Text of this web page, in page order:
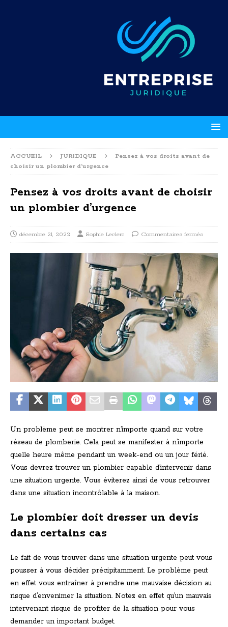
ACCUEIL JURIDIQUE
Pensez à vos droits avant de
choisir un plombier d’urgence
Pensez à vos droits avant de choisir
un plombier d’urgence
décembre 21, 2022 Sophie Leclerc Commentaires fermés
Un problème peut se montrer n’importe quand sur votre
réseau de plomberie. Cela peut se manifester à n’importe
quelle heure même pendant un week-end ou un jour férié.
Vous devrez trouver un plombier capable d’intervenir dans
une situation urgente. Vous éviterez ainsi de vous retrouver
dans une situation incontrôlable à la maison.
Le plombier doit dresser un devis
dans certains cas
Le fait de vous trouver dans une situation urgente peut vous
pousser à vous décider précipitamment. Le problème peut
en effet vous entraîner à prendre une mauvaise décision au
risque d’envenimer la situation. Notez en effet qu’un mauvais
intervenant risque de profiter de la situation pour vous
demander un important budget.